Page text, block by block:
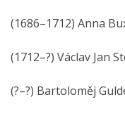
(1686–1712) Anna
(1712–?) Václav Jan
(?–?) Bartoloměj